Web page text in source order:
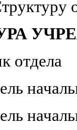
отдела